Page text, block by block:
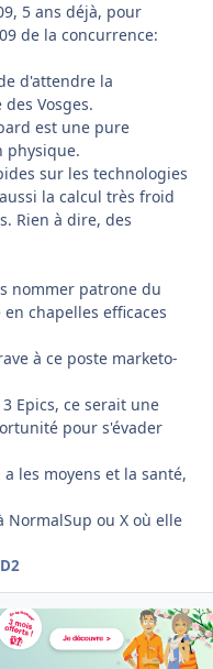
5 ans déjà, pour
de la concurrence:
d'attendre la
Vosges.
est une pure
physique.
sur les technologies
la calcul très froid
Rien à dire, des
nommer patrone du
chapelles efficaces
à ce poste marketo-
Epics, ce serait une
pour s'évader
les moyens et la santé,
ou X où elle